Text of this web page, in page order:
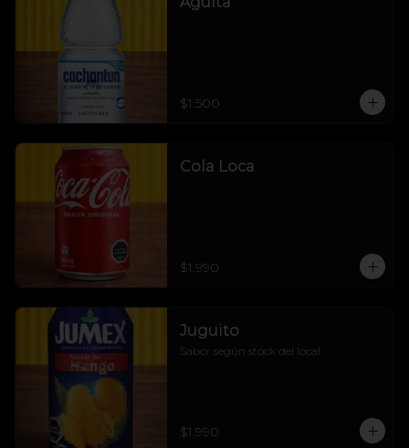
$1.500
Cola Loca
$1.990
Juguito
Sabor según stock del local
$1.990